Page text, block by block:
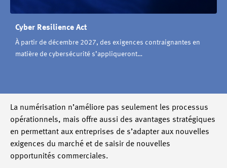
Cyber Resilience Act
À partir de décembre 2027, des exigences contraignantes en
matière de cybersécurité s’appliqueront…
La numérisation n’améliore pas seulement les processus
opérationnels, mais offre aussi des avantages stratégiques
en permettant aux entreprises de s’adapter aux nouvelles
exigences du marché et de saisir de nouvelles
opportunités commerciales.